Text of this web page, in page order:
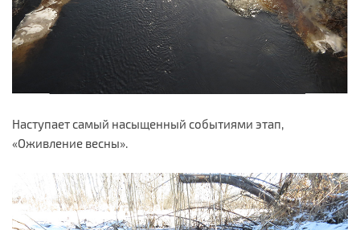
Наступает самый насыщенный событиями этап,
«Оживление весны».